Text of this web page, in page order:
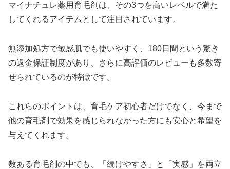
マイナチュレ薬用育毛剤は、その3つを高いレベルで満た
してくれるアイテムとして注目されています。
無添加処方で敏感肌でも使いやすく、180日間という驚き
の返金保証制度があり、さらに高評価のレビューも多数寄
せられているのが特徴です。
これらのポイントは、育毛ケア初心者だけでなく、今まで
他の育毛剤で効果を感じられなかった方にも安心と希望を
与えてくれます。
数ある育毛剤の中でも、「続けやすさ」と「実感」を両立